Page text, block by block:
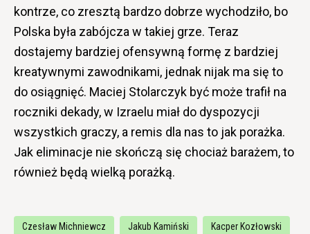
kontrze, co zresztą bardzo dobrze wychodziło, bo
Polska była zabójcza w takiej grze. Teraz
dostajemy bardziej ofensywną formę z bardziej
kreatywnymi zawodnikami, jednak nijak ma się to
do osiągnięć. Maciej Stolarczyk być może trafił na
roczniki dekady, w Izraelu miał do dyspozycji
wszystkich graczy, a remis dla nas to jak porażka.
Jak eliminacje nie skończą się chociaż barażem, to
również będą wielką porażką.
Czesław Michniewcz Jakub Kamiński Kacper Kozłowski